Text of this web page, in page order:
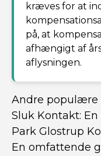
kræves for at
på, at
afhængigt af
aflysningen.
Andre populære
Sluk Kontakt:
Park Glostrup
En omfattende